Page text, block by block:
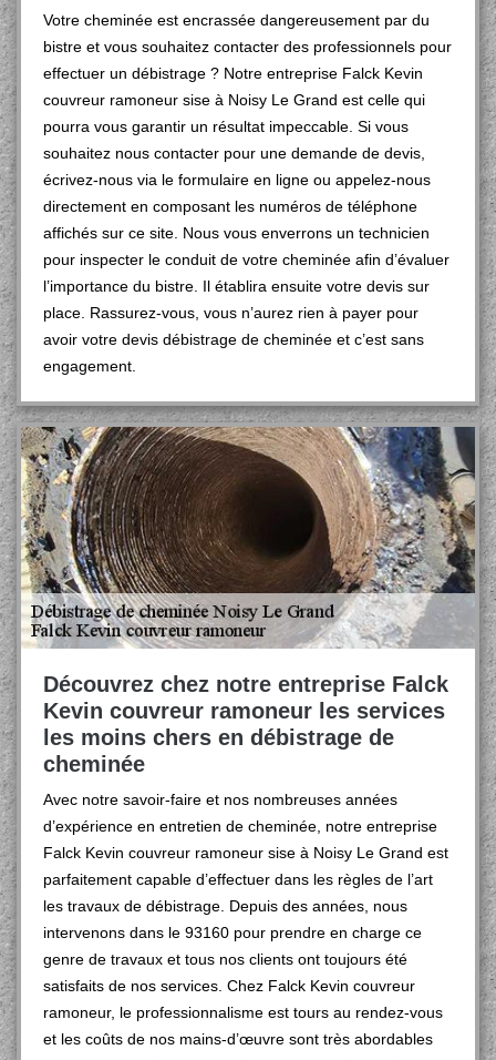
Votre cheminée est encrassée dangereusement par du
bistre et vous souhaitez contacter des professionnels pour
effectuer un débistrage ? Notre entreprise Falck Kevin
couvreur ramoneur sise à Noisy Le Grand est celle qui
pourra vous garantir un résultat impeccable. Si vous
souhaitez nous contacter pour une demande de devis,
écrivez-nous via le formulaire en ligne ou appelez-nous
directement en composant les numéros de téléphone
affichés sur ce site. Nous vous enverrons un technicien
pour inspecter le conduit de votre cheminée afin d’évaluer
l’importance du bistre. Il établira ensuite votre devis sur
place. Rassurez-vous, vous n’aurez rien à payer pour
avoir votre devis débistrage de cheminée et c’est sans
engagement.
Découvrez chez notre entreprise Falck
Kevin couvreur ramoneur les services
les moins chers en débistrage de
cheminée
Avec notre savoir-faire et nos nombreuses années
d’expérience en entretien de cheminée, notre entreprise
Falck Kevin couvreur ramoneur sise à Noisy Le Grand est
parfaitement capable d’effectuer dans les règles de l’art
les travaux de débistrage. Depuis des années, nous
intervenons dans le 93160 pour prendre en charge ce
genre de travaux et tous nos clients ont toujours été
satisfaits de nos services. Chez Falck Kevin couvreur
ramoneur, le professionnalisme est tours au rendez-vous
et les coûts de nos mains-d’œuvre sont très abordables